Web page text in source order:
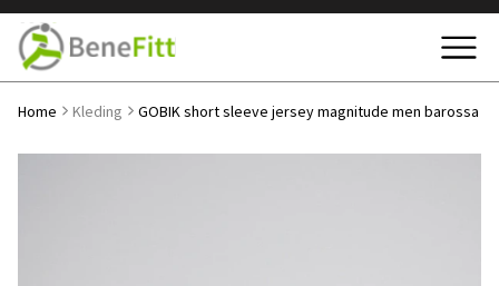
Home Kleding GOBIK short sleeve jersey magnitude men barossa